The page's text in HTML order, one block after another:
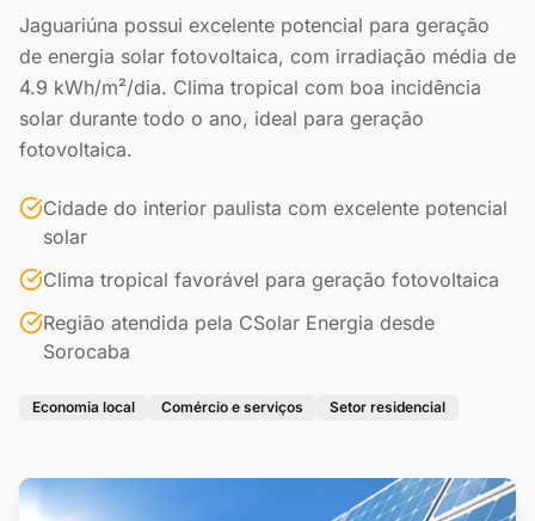
Jaguariúna possui excelente potencial para geração
de energia solar fotovoltaica, com irradiação média de
4.9 kWh/m²/dia. Clima tropical com boa incidência
solar durante todo o ano, ideal para geração
fotovoltaica.
Cidade do interior paulista com excelente potencial
solar
Clima tropical favorável para geração fotovoltaica
Região atendida pela CSolar Energia desde
Sorocaba
Economia local Comércio e serviços Setor residencial